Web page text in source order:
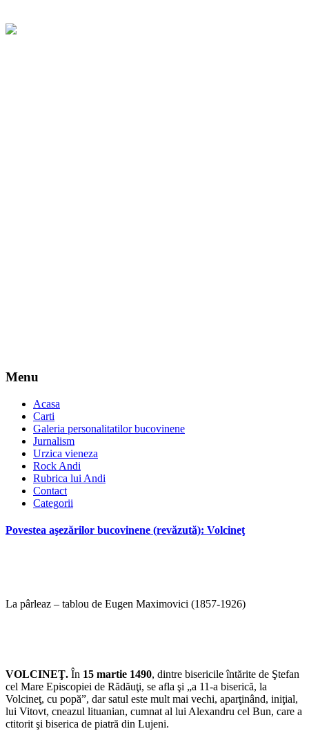
Menu
Acasa
Carti
Galeria personalitatilor bucovinene
Jurnalism
Urzica vieneza
Rock Andi
Rubrica lui Andi
Contact
Categorii
Povestea aşezărilor bucovinene (revăzută): Volcineţ
La pârleaz – tablou de Eugen Maximovici (1857-1926)
VOLCINEŢ. În 15 martie 1490, dintre bisericile întărite de Ştefan
cel Mare Episcopiei de Rădăuţi, se afla şi „a 11-a biserică, la
Volcineţ, cu popă”, dar satul este mult mai vechi, aparţinând, iniţial,
lui Vitovt, cneazul lituanian, cumnat al lui Alexandru cel Bun, care a
ctitorit şi biserica de piatră din Lujeni.